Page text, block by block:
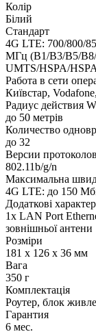
Колір
Білий
Стандарт
4G LTE: 700/800/
МГц (B1/B3/B5/
UMTS/HSPA/
Работа в сети
Київстар,
Радиус действия
до 50 метрів
Количество
до 32
Версии протоколов
802.11b/g/n
Максимальна
4G LTE: до 150
Додаткові
1x LAN Port
зовнішньої антени
Розміри
181 x 126 x 36 мм
Вага
350 г
Комплектація
Роутер, блок
Гарантия
6 мес.